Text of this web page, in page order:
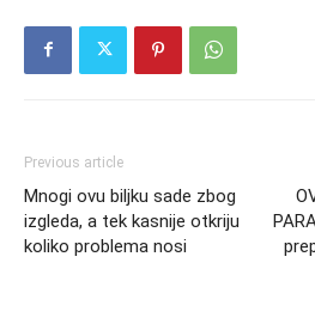
Previous article
Mnogi ovu biljku sade zbog
izgleda, a tek kasnije otkriju
koliko problema nosi